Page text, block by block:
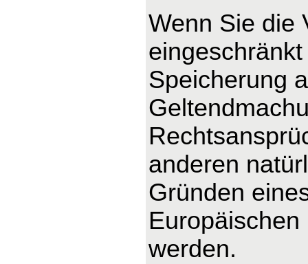
Wenn Sie die
Speicherung
anderen
Gründen
werden.